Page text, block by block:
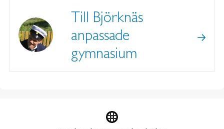
Till Björknäs
anpassade
gymnasium